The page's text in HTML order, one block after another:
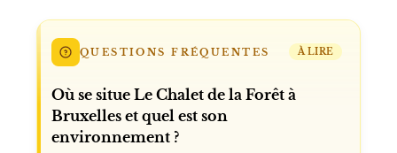
QUESTIONS FRÉQUENTES À LIRE
Où se situe Le Chalet de la Forêt à
Bruxelles et quel est son
environnement ?